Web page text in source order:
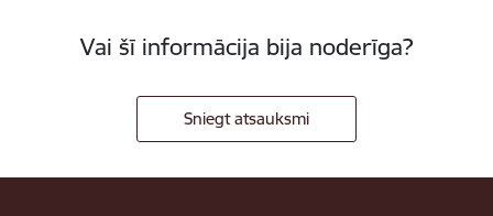
Vai šī informācija bija noderīga?
Sniegt atsauksmi